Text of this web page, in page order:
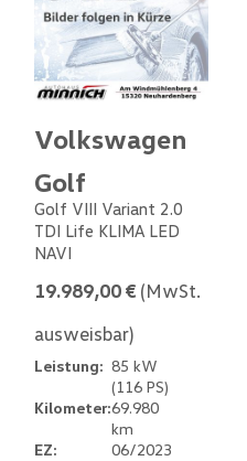
Volkswagen
Golf
Golf VIII Variant 2.0
TDI Life KLIMA LED
NAVI
19.989,00 € (MwSt.
ausweisbar)
Leistung: 85 kW
(116 PS)
Kilometer:69.980
km
EZ:
06/2023